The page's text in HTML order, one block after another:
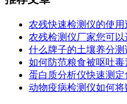
农残快速检测仪的使用
农残检测仪厂家您可
什么牌子的土壤养分测
如何防范粮食被呕吐毒
蛋白质分析仪快速测
动物疫病检测仪如何将